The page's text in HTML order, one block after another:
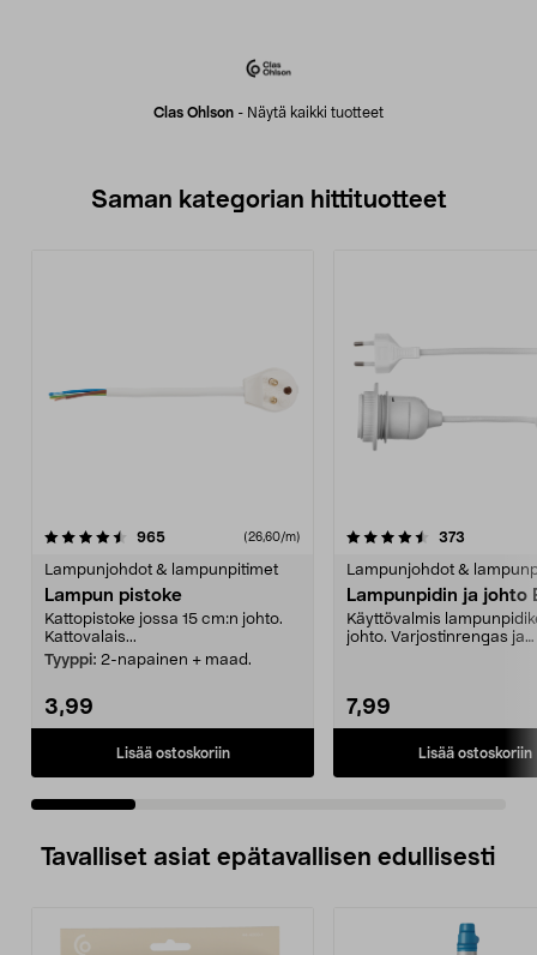
Clas Ohlson - Näytä kaikki tuotteet
Saman kategorian hittituotteet
965arvostelut (26,60/m)
Lampunjohdot & lampunpitimet
Lampun pistoke
Kattopistoke jossa 15 cm:n johto.
Kattovalais...
Tyyppi: 2-napainen + maad.
3,99
Lisää ostoskoriin
4.5 viidestä
373
Lampunjohdot &
Lampunpidin ja johto
Käyttövalmis
johto. Varjostinrengas ja
7,99
Lisää ostoskoriin
4.5 viidestä
Tavalliset asiat epätavallisen edullisesti